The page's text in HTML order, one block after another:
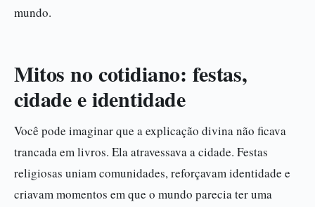
mundo.
Mitos no cotidiano: festas,
cidade e identidade
Você pode imaginar que a explicação divina não ficava
trancada em livros. Ela atravessava a cidade. Festas
religiosas uniam comunidades, reforçavam identidade e
criavam momentos em que o mundo parecia ter uma